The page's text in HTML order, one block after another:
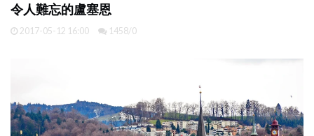
令人難忘的盧塞恩
2017-05-12 16:00 1458/0